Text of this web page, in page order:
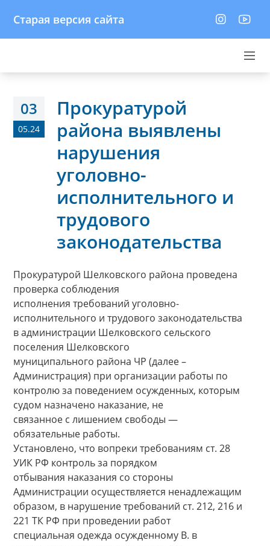
Старая версия сайта
03
05.24
Прокуратурой
района выявлены
нарушения
уголовно-
исполнительного и
трудового
законодательства
Прокуратурой Шелковского района проведена
проверка соблюдения
исполнения требований уголовно-
исполнительного и трудового законодательства
в администрации Шелковского сельского
поселения Шелковского
муниципального района ЧР (далее –
Администрация) при организации работы по
контролю за поведением осужденных, которым
судом назначено наказание, не
связанное с лишением свободы —
обязательные работы.
Установлено, что вопреки требованиям ст. 28
УИК РФ контроль за порядком
отбывания наказания со стороны
Администрации осуществляется ненадлежащим
образом, в нарушение требований ст. 212, 216 и
221 ТК РФ при проведении работ
специальная одежда осужденному В. в